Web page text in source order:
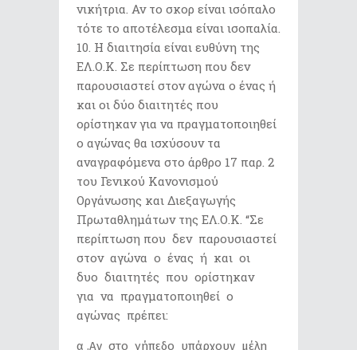
νικήτρια. Αν το σκορ είναι ισόπαλο
τότε το αποτέλεσμα είναι ισοπαλία.
Η διαιτησία είναι ευθύνη της
ΕΛ.Ο.Κ. Σε περίπτωση που δεν
παρουσιαστεί στον αγώνα ο ένας ή
και οι δύο διαιτητές που
ορίστηκαν για να πραγματοποιηθεί
ο αγώνας θα ισχύσουν τα
αναγραφόμενα στο άρθρο 17 παρ. 2
του Γενικού Κανονισμού
Οργάνωσης και Διεξαγωγής
Πρωταθλημάτων της ΕΛ.Ο.Κ. “Σε
περίπτωση που δεν παρουσιαστεί
στον αγώνα ο ένας ή και οι
δυο διαιτητές που ορίστηκαν
για να πραγματοποιηθεί ο
αγώνας πρέπει:
α .Αν στο γήπεδο υπάρχουν μέλη